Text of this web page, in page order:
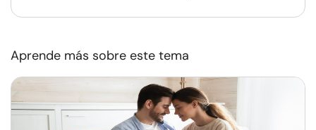
Aprende más sobre este tema